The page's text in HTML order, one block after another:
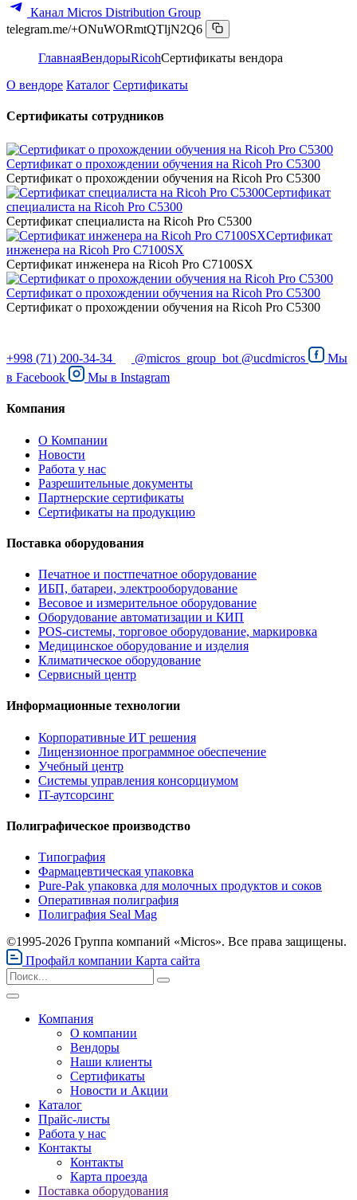
Канал Micros Distribution Group
telegram.me/+ONuWORmtQTljN2Q6
ГлавнаяВендорыRicohСертификаты вендора
О вендоре Каталог Сертификаты
Сертификаты сотрудников
Сертификат о прохождении обучения на Ricoh Pro C5300
Сертификат о прохождении обучения на Ricoh Pro C5300
Сертификат
специалиста на Ricoh Pro C5300
Сертификат специалиста на Ricoh Pro C5300
Сертификат
инженера на Ricoh Pro C7100SX
Сертификат инженера на Ricoh Pro C7100SX
Сертификат о прохождении обучения на Ricoh Pro C5300
Сертификат о прохождении обучения на Ricoh Pro C5300
+998 (71) 200-34-34 @micros_group_bot @ucdmicros
Мы
в Facebook Мы в Instagram
Компания
О Компании
Новости
Работа у нас
Разрешительные документы
Партнерские сертификаты
Сертификаты на продукцию
Поставка оборудования
Печатное и постпечатное оборудование
ИБП, батареи, электрооборудование
Весовое и измерительное оборудование
Оборудование автоматизации и КИП
POS-системы, торговое оборудование, маркировка
Медицинское оборудование и изделия
Климатическое оборудование
Сервисный центр
Информационные технологии
Корпоративные ИТ решения
Лицензионное программное обеспечение
Учебный центр
Системы управления консорциумом
IT-аутсорсинг
Полиграфическое производство
Типография
Фармацевтическая упаковка
Pure-Pak упаковка для молочных продуктов и соков
Оперативная полиграфия
Полиграфия Seal Mag
©1995-2026 Группа компаний «Micros». Все права защищены.
Профайл компании Карта сайта
Компания
О компании
Вендоры
Наши клиенты
Сертификаты
Новости и Акции
Каталог
Прайс-листы
Работа у нас
Контакты
Контакты
Карта проезда
Поставка оборудования